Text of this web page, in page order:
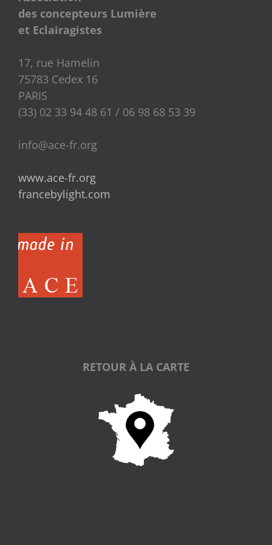
des concepteurs Lumière
et Eclairagistes
17, rue Hamelin
75783 Cedex 16
PARIS
(33) 02 33 94 48 61 / 06 98 68 53 39
info@ace-fr.org
www.ace-fr.org
francebylight.com
RETOUR À LA CARTE